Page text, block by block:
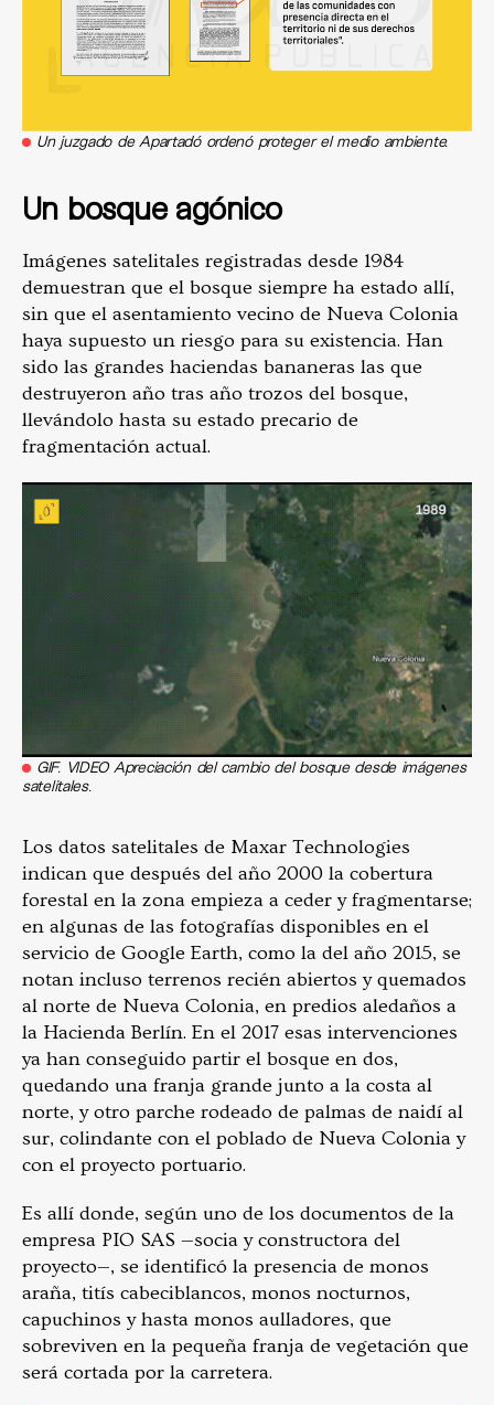
Un juzgado de Apartadó ordenó proteger el medio ambiente.
Un bosque agónico
Imágenes satelitales registradas desde 1984
demuestran que el bosque siempre ha estado allí,
sin que el asentamiento vecino de Nueva Colonia
haya supuesto un riesgo para su existencia. Han
sido las grandes haciendas bananeras las que
destruyeron año tras año trozos del bosque,
llevándolo hasta su estado precario de
fragmentación actual.
GIF. VIDEO Apreciación del cambio del bosque desde imágenes
satelitales.
Los datos satelitales de Maxar Technologies
indican que después del año 2000 la cobertura
forestal en la zona empieza a ceder y fragmentarse;
en algunas de las fotografías disponibles en el
servicio de Google Earth, como la del año 2015, se
notan incluso terrenos recién abiertos y quemados
al norte de Nueva Colonia, en predios aledaños a
la Hacienda Berlín. En el 2017 esas intervenciones
ya han conseguido partir el bosque en dos,
quedando una franja grande junto a la costa al
norte, y otro parche rodeado de palmas de naidí al
sur, colindante con el poblado de Nueva Colonia y
con el proyecto portuario.
Es allí donde, según uno de los documentos de la
empresa PIO SAS —socia y constructora del
proyecto—, se identificó la presencia de monos
araña, titís cabeciblancos, monos nocturnos,
capuchinos y hasta monos aulladores, que
sobreviven en la pequeña franja de vegetación que
será cortada por la carretera.